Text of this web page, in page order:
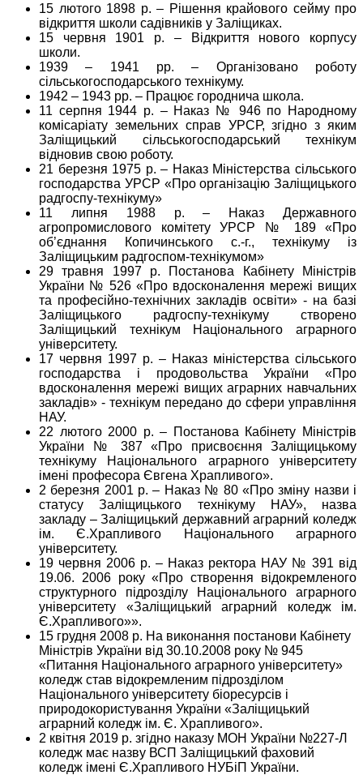
15 лютого 1898 р. – Рішення крайового сейму про
відкриття школи садівників у Заліщиках.
15 червня 1901 р. – Відкриття нового корпусу
школи.
1939 – 1941 рр. – Організовано роботу
сільськогосподарського технікуму.
1942 – 1943 рр. – Працює городнича школа.
11 серпня 1944 р. – Наказ № 946 по Народному
комісаріату земельних справ УРСР, згідно з яким
Заліщицький сільськогосподарський технікум
відновив свою роботу.
21 березня 1975 р. – Наказ Міністерства сільського
господарства УРСР «Про організацію Заліщицького
радгоспу-технікуму»
11 липня 1988 р. – Наказ Державного
агропромислового комітету УРСР № 189 «Про
об’єднання Копичинського с.-г., технікуму із
Заліщицьким радгоспом-технікумом»
29 травня 1997 р. Постанова Кабінету Міністрів
України № 526 «Про вдосконалення мережі вищих
та професійно-технічних закладів освіти» - на базі
Заліщицького радгоспу-технікуму створено
Заліщицький технікум Національного аграрного
університету.
17 червня 1997 р. – Наказ міністерства сільського
господарства і продовольства України «Про
вдосконалення мережі вищих аграрних навчальних
закладів» - технікум передано до сфери управління
НАУ.
22 лютого 2000 р. – Постанова Кабінету Міністрів
України № 387 «Про присвоєння Заліщицькому
технікуму Національного аграрного університету
імені професора Євгена Храпливого».
2 березня 2001 р. – Наказ № 80 «Про зміну назви і
статусу Заліщицького технікуму НАУ», назва
закладу – Заліщицький державний аграрний коледж
ім. Є.Храпливого Національного аграрного
університету.
19 червня 2006 р. – Наказ ректора НАУ № 391 від
19.06. 2006 року «Про створення відокремленого
структурного підрозділу Національного аграрного
університету «Заліщицький аграрний коледж ім.
Є.Храпливого»».
15 грудня 2008 р. На виконання постанови Кабінету
Міністрів України від 30.10.2008 року № 945
«Питання Національного аграрного університету»
коледж став відокремленим підрозділом
Національного університету біоресурсів і
природокористування України «Заліщицький
аграрний коледж ім. Є. Храпливого».
2 квітня 2019 р. згідно наказу МОН України №227-Л
коледж має назву ВСП Заліщицький фаховий
коледж імені Є.Храпливого НУБіП України.